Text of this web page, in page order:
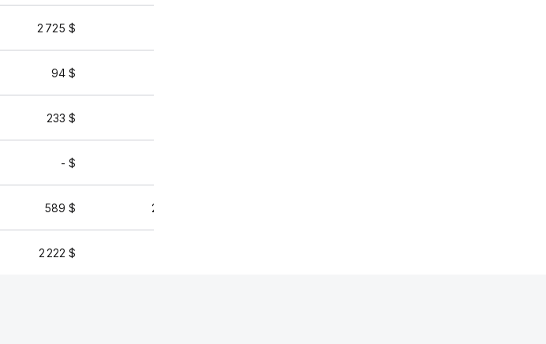
2 725 $
94 $
233 $
- $
589 $ 27 210 $
2 222 $